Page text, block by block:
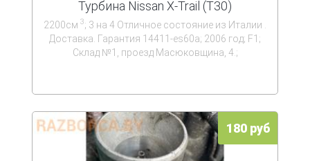
Турбина Nissan X-Trail (T30)
2200см 3; 3 на 4 Отличное состояние из Италии .
Доставка. Гарантия 14411-es60a; 2006 год; F1;
Склад №1, проезд Масюковщина, 4.;
180 руб